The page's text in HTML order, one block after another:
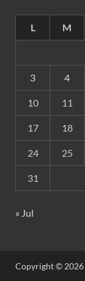
L
M
3 4
10 11
17 18
24 25
31
« Jul
Copyright © 2026